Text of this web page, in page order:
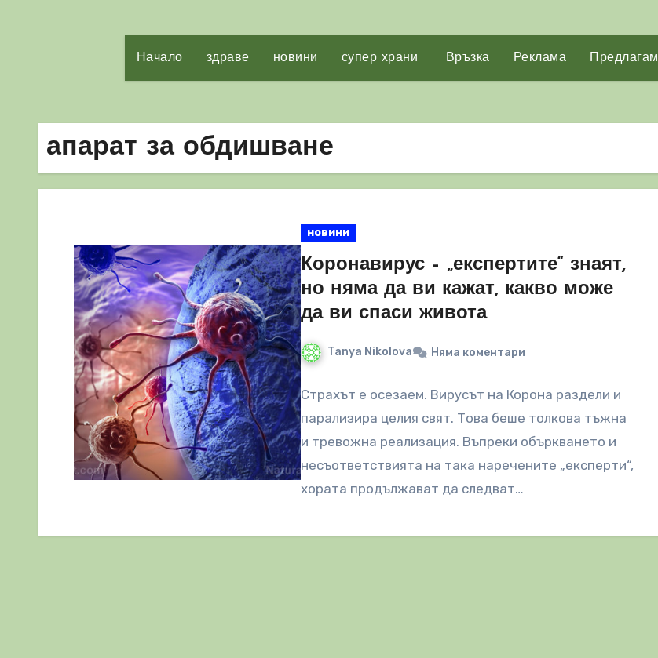
Начало здраве новини супер храни Връзка Реклама Предлагам
апарат за обдишване
новини
Коронавирус – „експертите“ знаят,
но няма да ви кажат, какво може
да ви спаси живота
Tanya Nikolova Няма коментари
Страхът е осезаем. Вирусът на Корона раздели и
парализира целия свят. Това беше толкова тъжна
и тревожна реализация. Въпреки объркването и
несъответствията на така наречените „експерти“,
хората продължават да следват…